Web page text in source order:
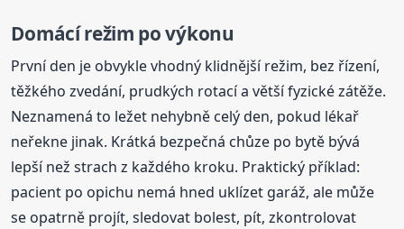
Domácí režim po výkonu
První den je obvykle vhodný klidnější režim, bez řízení,
těžkého zvedání, prudkých rotací a větší fyzické zátěže.
Neznamená to ležet nehybně celý den, pokud lékař
neřekne jinak. Krátká bezpečná chůze po bytě bývá
lepší než strach z každého kroku. Praktický příklad:
pacient po opichu nemá hned uklízet garáž, ale může
se opatrně projít, sledovat bolest, pít, zkontrolovat